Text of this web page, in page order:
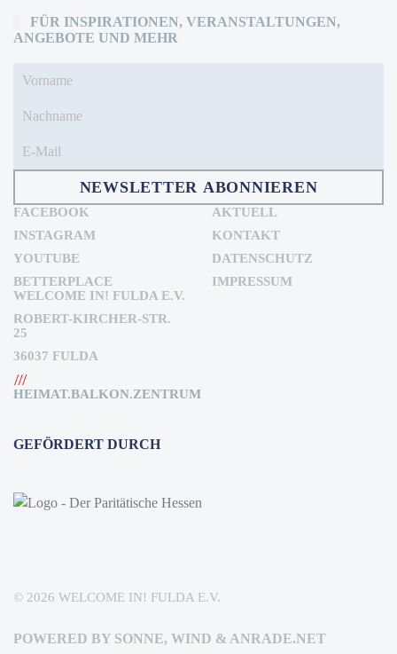
FÜR INSPIRATIONEN, VERANSTALTUNGEN,
ANGEBOTE UND MEHR
NEWSLETTER ABONNIEREN
FACEBOOK
INSTAGRAM
YOUTUBE
BETTERPLACE
AKTUELL
KONTAKT
DATENSCHUTZ
IMPRESSUM
WELCOME IN! FULDA E.V.
ROBERT-KIRCHER-STR.
25
36037 FULDA
HEIMAT.BALKON.ZENTRUM
GEFÖRDERT DURCH
© 2026 WELCOME IN! FULDA E.V.
POWERED BY SONNE, WIND & ANRADE.NET